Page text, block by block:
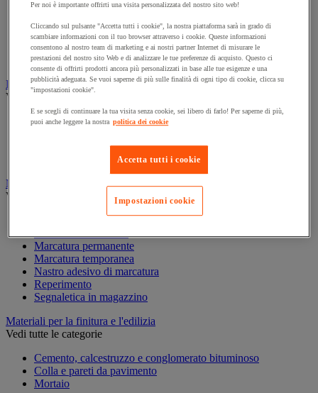
Lampada frontale
Lampada portatile
Lampadina
Proiettore da cantiere
Torcia
Ingrassaggio e lubrificazione
Vedi tutte le categorie
Anti-aderente
Lubrificante e sbloccante
Marcatura
Vedi tutte le categorie
Marcatura permanente
Marcatura temporanea
Nastro adesivo di marcatura
Reperimento
Segnaletica in magazzino
Materiali per la finitura e l'edilizia
Vedi tutte le categorie
Cemento, calcestruzzo e conglomerato bituminoso
Colla e pareti da pavimento
Mortaio
Per noi è importante offrirti una visita personalizzata del nostro sito web!
Cliccando sul pulsante "Accetta tutti i cookie", la nostra piattaforma sarà in grado di
scambiare informazioni con il tuo browser attraverso i cookie. Queste informazioni
consentono al nostro team di marketing e ai nostri partner Internet di misurare le
prestazioni del nostro sito Web e di analizzare le tue preferenze di acquisto. Questo ci
consente di offrirti prodotti ancora più personalizzati in base alle tue esigenze e una
pubblicità adeguata. Se vuoi saperne di più sulle finalità di ogni tipo di cookie, clicca su
"impostazioni cookie".
E se scegli di continuare la tua visita senza cookie, sei libero di farlo! Per saperne di più,
puoi anche leggere la nostra politica dei cookie
Accetta tutti i cookie
Impostazioni cookie